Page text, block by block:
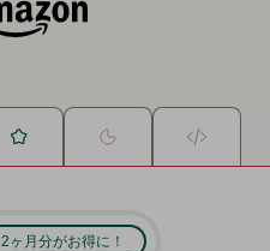
2ヶ月分がお得に！